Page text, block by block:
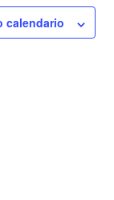
calendario